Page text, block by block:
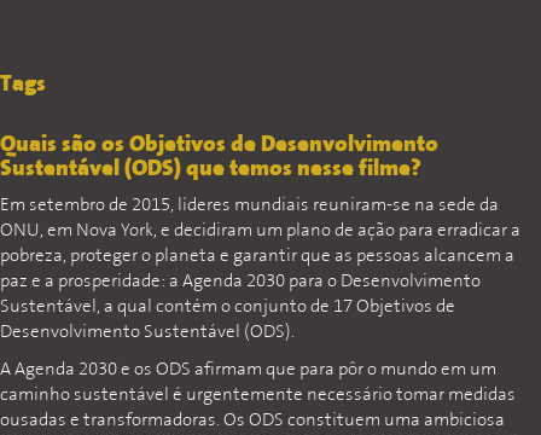
Tags
Quais são os Objetivos de Desenvolvimento
Sustentável (ODS) que temos nesse filme?
Em setembro de 2015, líderes mundiais reuniram-se na sede da
ONU, em Nova York, e decidiram um plano de ação para erradicar a
pobreza, proteger o planeta e garantir que as pessoas alcancem a
paz e a prosperidade: a Agenda 2030 para o Desenvolvimento
Sustentável, a qual contém o conjunto de 17 Objetivos de
Desenvolvimento Sustentável (ODS).
A Agenda 2030 e os ODS afirmam que para pôr o mundo em um
caminho sustentável é urgentemente necessário tomar medidas
ousadas e transformadoras. Os ODS constituem uma ambiciosa